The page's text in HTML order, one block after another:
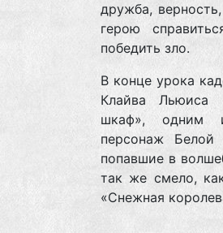
дружба,
герою
победить зло.
В конце урока
Клайва Льюиса
шкаф», одним
персонаж Белой
попавшие в
так же смело,
«Снежная